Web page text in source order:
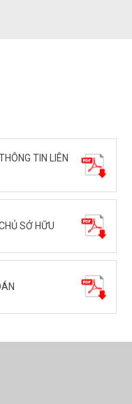
TIN LIÊN
SỞ HỮU